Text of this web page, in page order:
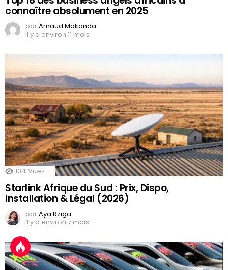
connaître absolument en 2025
parArnaud Makanda
il y a environ 11 mois
104 Vues
Starlink Afrique du Sud : Prix, Dispo,
Installation & Légal (2026)
parAya Rziga
il y a environ 7 mois